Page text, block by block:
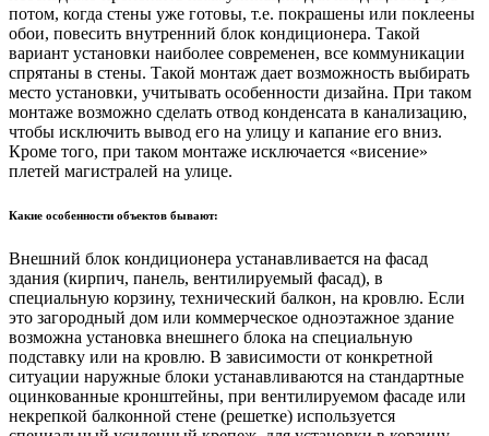
потом, когда стены уже готовы, т.е. покрашены или поклеены
обои, повесить внутренний блок кондиционера. Такой
вариант установки наиболее современен, все коммуникации
спрятаны в стены. Такой монтаж дает возможность выбирать
место установки, учитывать особенности дизайна. При таком
монтаже возможно сделать отвод конденсата в канализацию,
чтобы исключить вывод его на улицу и капание его вниз.
Кроме того, при таком монтаже исключается «висение»
плетей магистралей на улице.
Какие особенности объектов бывают:
Внешний блок кондиционера устанавливается на фасад
здания (кирпич, панель, вентилируемый фасад), в
специальную корзину, технический балкон, на кровлю. Если
это загородный дом или коммерческое одноэтажное здание
возможна установка внешнего блока на специальную
подставку или на кровлю. В зависимости от конкретной
ситуации наружные блоки устанавливаются на стандартные
оцинкованные кронштейны, при вентилируемом фасаде или
некрепкой балконной стене (решетке) используется